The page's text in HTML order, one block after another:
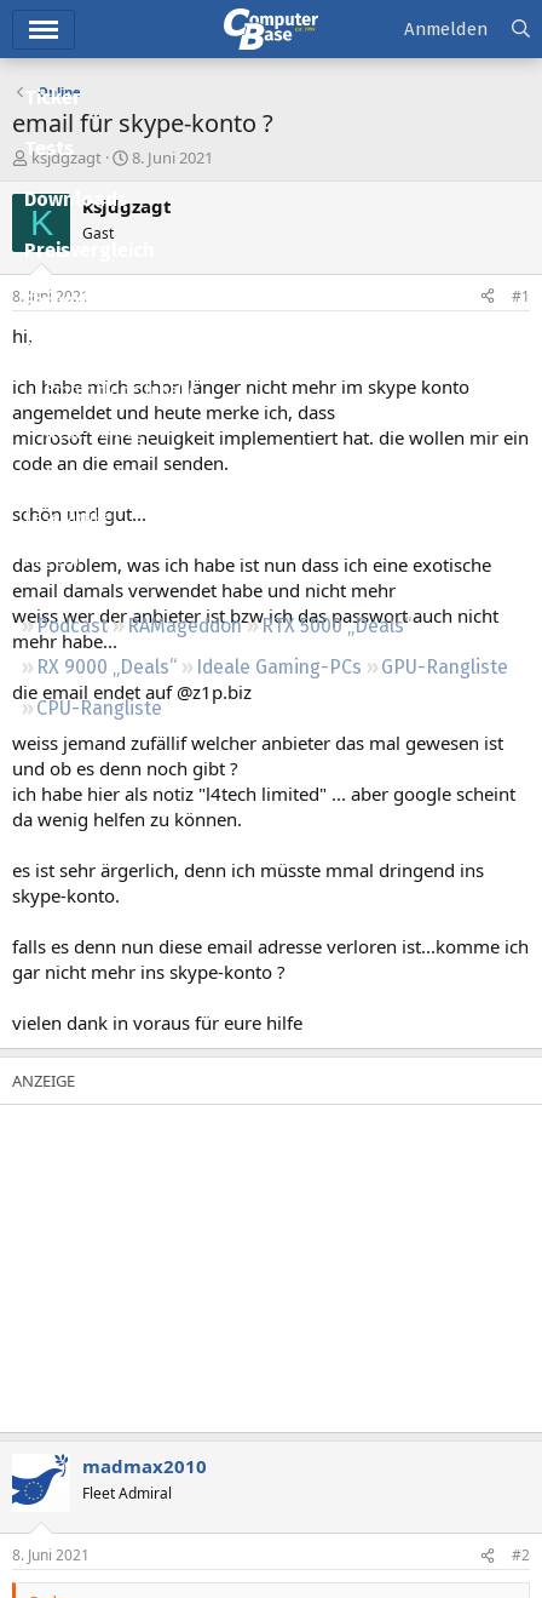
Ticker
Tests
Downloads
Preisvergleich
Forum
Aktuelles
Empfohlene Inhalte
Neue Beiträge
Neueste Aktivitäten
Leserartikel
Regeln
Podcast RAMageddon
RTX 5000 „Deals“
RX 9000 „Deals“
Ideale Gaming-PCs
GPU-Rangliste
CPU-Rangliste
Anmelden
Online
email für skype-konto ?
E
s
e
e
ksjdgzagt
E
s
t
8. Juni 2021
K ksjdgzagt
Gast
8. Juni 2021 #1
hi,
ich habe mich schon länger nicht mehr im skype konto
angemeldet und heute merke ich, dass
microsoft eine neuigkeit implementiert hat. die wollen mir ein
code an die email senden.
schön und gut...
das problem, was ich habe ist nun dass ich eine exotische
email damals verwendet habe und nicht mehr
weiss wer der anbieter ist bzw ich das passwort auch nicht
mehr habe...
die email endet auf @z1p.biz
weiss jemand zufällif welcher anbieter das mal gewesen ist
und ob es denn noch gibt ?
ich habe hier als notiz "l4tech limited" ... aber google scheint
da wenig helfen zu können.
es ist sehr ärgerlich, denn ich müsste mmal dringend ins
skype-konto.
falls es denn nun diese email adresse verloren ist...komme ich
gar nicht mehr ins skype-konto ?
vielen dank in voraus für eure hilfe
madmax2010
Fleet Admiral
8. Juni 2021 #2